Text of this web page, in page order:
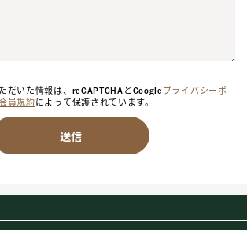
だいた情報は、reCAPTCHAとGoogleプライバシーポ
員規約によって保護されています。
送信